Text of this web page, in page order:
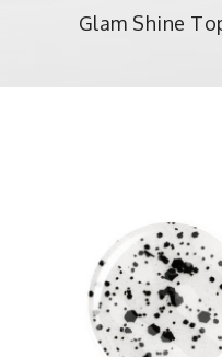
Glam Shine